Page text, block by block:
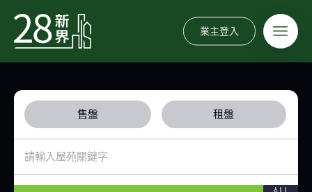
業主登入
售盤 租盤